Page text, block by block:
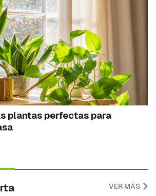
plantas perfectas para
VER MÁS